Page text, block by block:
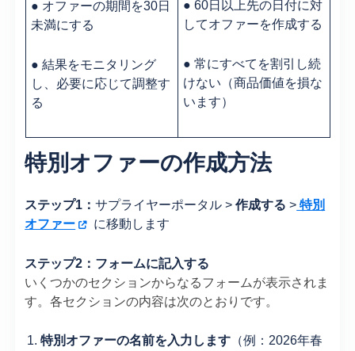
● オファーの期間を30日
未満にする
● 結果をモニタリング
し、必要に応じて調整す
る
● 60日以上先の日付に対
してオファーを作成する
● 常にすべてを割引し続
けない（商品価値を損な
います）
特別オファーの作成方法
ステップ1：サプライヤーポータル >作成する > 特別
オファー
に移動します
ステップ2：フォームに記入する
いくつかのセクションからなるフォームが表示されま
す。各セクションの内容は次のとおりです。
特別オファーの名前を入力します （例：2026年春